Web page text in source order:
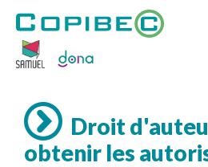
Droit
obtenir les